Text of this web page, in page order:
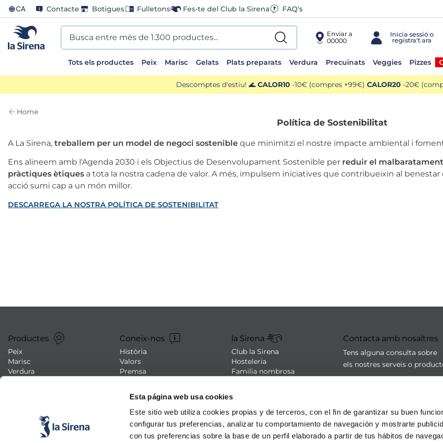
Esta página web usa cookies
Este sitio web utiliza cookies propias y de terceros, con el fin de garantizar su buen
configurar tus preferencias, analizar tu comportamiento de navegación y mostrarte
con tus preferencias sobre la base de un perfil elaborado a partir de tus hábitos de
CA Contacte Botigues Fulletons Fes-te del Club la Sirena FAQ's
Busca entre més de 1.300 productes...
Enviar a
00000
Tots els productes Peix Marisc Gelats Plats preparats Verdura Precuinats Veggies Pizzes
Descomptes d'estiu! 🌊 CALOR10 -10€ (compres +99€) CALOR20 -20€
Home
Política de Sostenibilitat
A La Sirena, treballem per un model de negoci sostenible que minimitzi el nostre impacte ambiental i
Ens alineem amb l'Agenda 2030 i els Objectius de Desenvolupament Sostenible per reduir el
pràctiques ètiques a tota la nostra cadena de valor. A més, impulsem iniciatives que contribueixin al
acció sumi cap a un món millor.
DESCARREGA LA NOSTRA POLÍTICA DE SOSTENIBILITAT
Productes
Peix
Marisc
Verdura
Coneix-nos
Història
Valors
Premsa
Esdeveniments
FAQs (preguntes freqüents)
la Sirena
Club la Sirena
Hosteleria
Familia nombrosa
Política de privacitat
Condicions de compra
Política de cookies
Promocions - Bases legals
Contacta amb nosaltres
Tens alguna consulta sobre
els nostres serveis o
De dilluns a dissabte de 9:00
Algunes botigues obertes el